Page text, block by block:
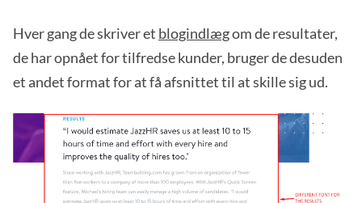
Hver gang de skriver et blogindlægom de resultater,
de har opnået for tilfredse kunder, bruger de desuden
et andet format for at få afsnittet til at skille sig ud.